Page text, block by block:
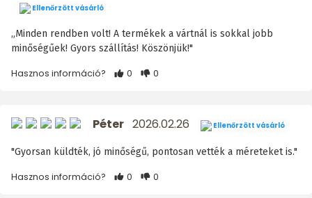
Ellenőrzött vásárló
„Minden rendben volt! A termékek a vártnál is sokkal jobb
minőségűek! Gyors szállítás! Köszönjük!"
Hasznos információ? 0 0
Péter 2026.02.26 Ellenőrzött vásárló
"Gyorsan küldték, jó minőségű, pontosan vették a méreteket is."
Hasznos információ? 0 0